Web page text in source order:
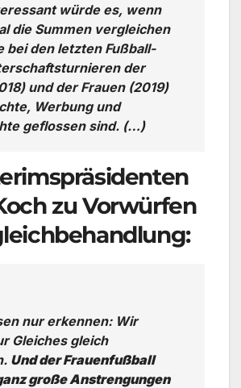
würde es, wenn
die Summen vergleichen
bei den letzten Fußball-
der
und der Frauen (2019)
Werbung und
geflossen sind. (…)
zu Vorwürfen
nur erkennen: Wir
Gleiches gleich
Und der Frauenfußball
große Anstrengungen